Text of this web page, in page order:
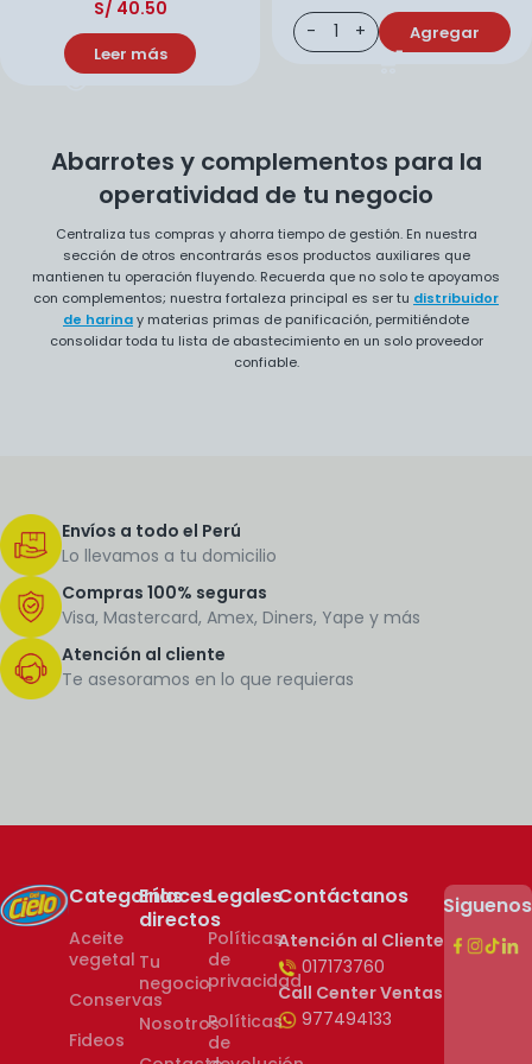
S/ 40.50
Leer más
Agregar
Abarrotes y complementos para la
operatividad de tu negocio
Centraliza tus compras y ahorra tiempo de gestión. En nuestra
sección de otros encontrarás esos productos auxiliares que
mantienen tu operación fluyendo. Recuerda que no solo te apoyamos
con complementos; nuestra fortaleza principal es ser tu distribuidor
de harinay materias primas de panificación, permitiéndote
consolidar toda tu lista de abastecimiento en un solo proveedor
confiable.
Envíos a todo el Perú
Lo llevamos a tu domicilio
Compras 100% seguras
Visa, Mastercard, Amex, Diners, Yape y más
Atención al cliente
Te asesoramos en lo que requieras
Categorías
Aceite
vegetal
Conservas
Fideos
Enlaces
directos
Tu
negocio
Nosotros
Legales
Políticas
de
privacidad
Políticas
de
Siguenos
Contáctanos
Atención al Cliente
017173760
Call Center Ventas
977494133